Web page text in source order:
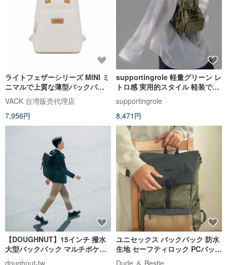
ライトフェザーシリーズ MINI ミ
ニマルで上質な薄型バックパッ
ク 10.9インチタブレット対応 通
勤用ミニバックパック ミニバッ
グ
VACK 台湾販売代理店
7,956円
supportingrole 軽量グリーン レ
トロ感 実用的スタイル 軽装で出
かける都会のデイリーバックパ
ック
supportingrole
8,471円
【DOUGHNUT】15インチ 撥水
大型バックパック マルチポケッ
ト ボトルポケット メンズバッグ-
doughnut-tw
ユニセックス バックパック 防水
生地 セーフティロック PCバッグ
Hitch - ミッドナイトジャングル
Dude ＆ Bestie